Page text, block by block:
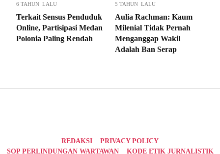
6 TAHUN LALU
Terkait Sensus Penduduk
Online, Partisipasi Medan
Polonia Paling Rendah
5 TAHUN LALU
Aulia Rachman: Kaum
Milenial Tidak Pernah
Menganggap Wakil
Adalah Ban Serap
REDAKSI
PRIVACY POLICY
SOP PERLINDUNGAN WARTAWAN
KODE ETIK JURNALISTIK